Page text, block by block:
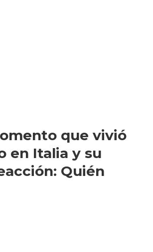
que vivió
en Italia y su
Quién